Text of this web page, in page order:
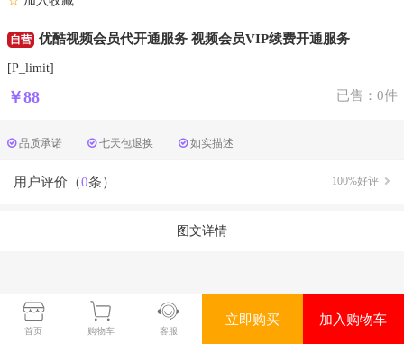
首页 购物车 客服
立即购买 加入购物车
自营 优酷视频会员代开通服务 视频会员VIP续费开通服务
[P_limit]
￥88 已售：0件
品质承诺 七天包退换 如实描述
用户评价（0条） 100%好评
图文详情